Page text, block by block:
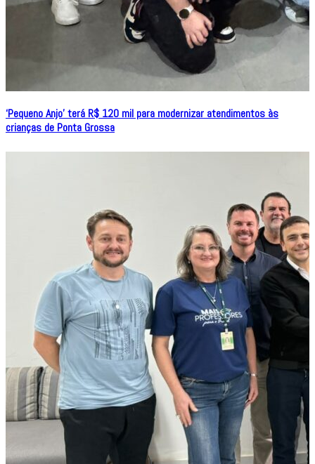
‘Pequeno Anjo’ terá R$ 120 mil para modernizar atendimentos às
crianças de Ponta Grossa